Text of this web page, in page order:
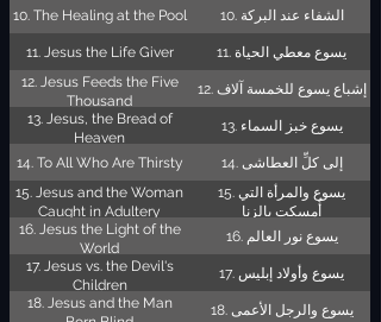
10. The Healing at the Pool 10. الشفاء عند البركة
11. Jesus the Life Giver
11. يسوع معطي الحياة
12. Jesus Feeds the Five
Thousand
12. إشباع يسوع للخمسة آلاف
13. Jesus, the Bread of
Heaven
13. يسوع خبز السماء
14. To All Who Are Thirsty
14. إلى كلِّ العطاشى
15. Jesus and the Woman
Caught in Adultery
15. يسوع والمرأة التي
أُمسكت بالزنا
16. Jesus the Light of the
World
16. يسوع نور العالم
17. Jesus vs. the Devil's
Children
17. يسوع وأولاد إبليس
18. Jesus and the Man
18. يسوع والرجل الأعمى